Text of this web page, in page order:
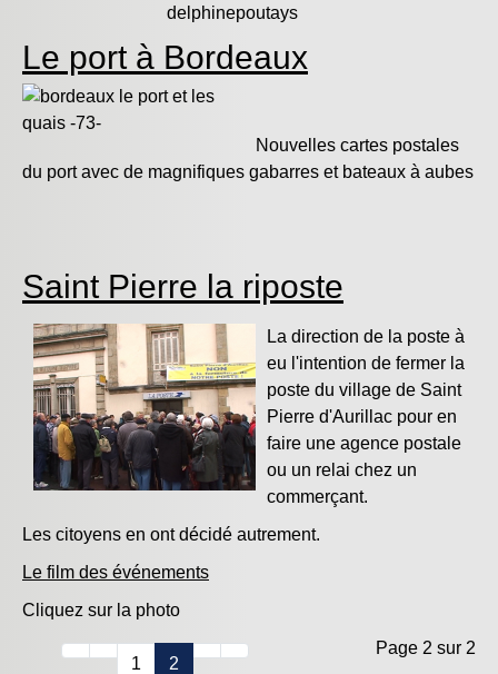
Le port à Bordeaux
Nouvelles cartes postales
du port avec de magnifiques gabarres et bateaux à aubes
Saint Pierre la riposte
La direction de la poste à
eu l'intention de fermer la
poste du village de Saint
Pierre d'Aurillac pour en
faire une agence postale
ou un relai chez un
commerçant.
Les citoyens en ont décidé autrement.
Le film des événements
Cliquez sur la photo
Page 2 sur 2
1
2